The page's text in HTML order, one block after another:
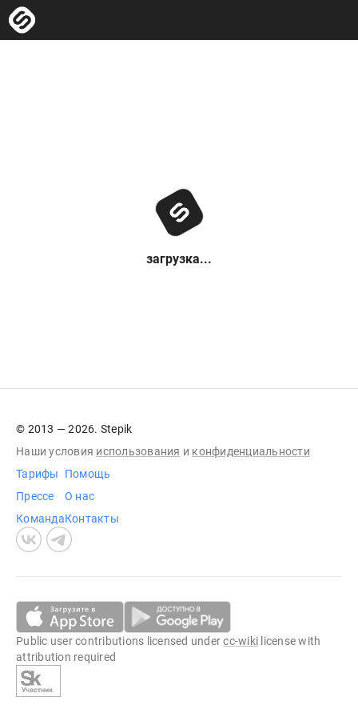
загрузка...
© 2013 — 2026. Stepik
Наши условия использования и конфиденциальности
Тарифы
Прессе
Команда
Помощь
О нас
Контакты
Public user contributions licensed undercc-wiki license with
attribution required